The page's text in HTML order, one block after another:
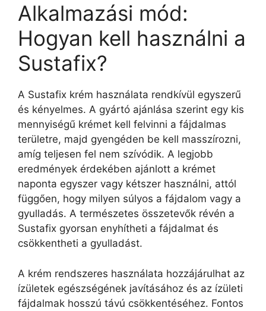
Alkalmazási mód:
Hogyan kell használni a
Sustafix?
A Sustafix krém használata rendkívül egyszerű
és kényelmes. A gyártó ajánlása szerint egy kis
mennyiségű krémet kell felvinni a fájdalmas
területre, majd gyengéden be kell masszírozni,
amíg teljesen fel nem szívódik. A legjobb
eredmények érdekében ajánlott a krémet
naponta egyszer vagy kétszer használni, attól
függően, hogy milyen súlyos a fájdalom vagy a
gyulladás. A természetes összetevők révén a
Sustafix gyorsan enyhítheti a fájdalmat és
csökkentheti a gyulladást.
A krém rendszeres használata hozzájárulhat az
ízületek egészségének javításához és az ízületi
fájdalmak hosszú távú csökkentéséhez. Fontos